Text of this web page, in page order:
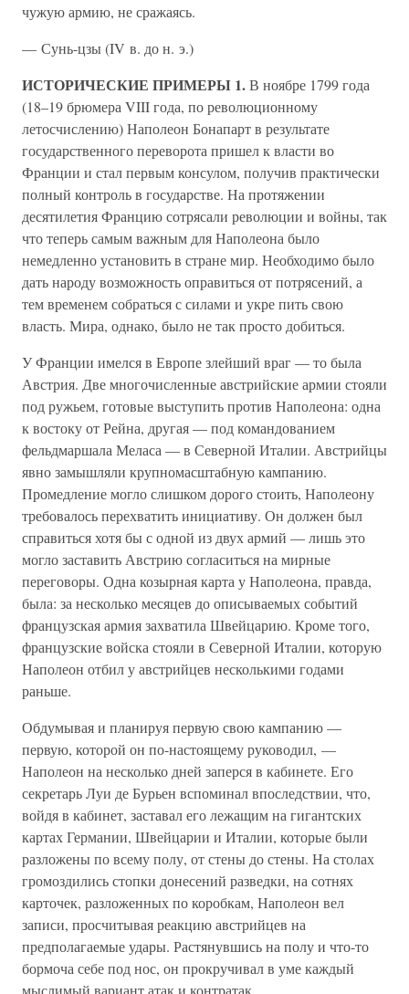
чужую армию, не сражаясь.
— Сунь-цзы (IV в. до н. э.)
ИСТОРИЧЕСКИЕ ПРИМЕРЫ 1.В ноябре 1799 года
(18–19 брюмера VIII года, по революционному
летосчислению) Наполеон Бонапарт в результате
государственного переворота пришел к власти во
Франции и стал первым консулом, получив практически
полный контроль в государстве. На протяжении
десятилетия Францию сотрясали революции и войны, так
что теперь самым важным для Наполеона было
немедленно установить в стране мир. Необходимо было
дать народу возможность оправиться от потрясений, а
тем временем собраться с силами и укре пить свою
власть. Мира, однако, было не так просто добиться.
У Франции имелся в Европе злейший враг — то была
Австрия. Две многочисленные австрийские армии стояли
под ружьем, готовые выступить против Наполеона: одна
к востоку от Рейна, другая — под командованием
фельдмаршала Меласа — в Северной Италии. Австрийцы
явно замышляли крупномасштабную кампанию.
Промедление могло слишком дорого стоить, Наполеону
требовалось перехватить инициативу. Он должен был
справиться хотя бы с одной из двух армий — лишь это
могло заставить Австрию согласиться на мирные
переговоры. Одна козырная карта у Наполеона, правда,
была: за несколько месяцев до описываемых событий
французская армия захватила Швейцарию. Кроме того,
французские войска стояли в Северной Италии, которую
Наполеон отбил у австрийцев несколькими годами
раньше.
Обдумывая и планируя первую свою кампанию —
первую, которой он по-настоящему руководил, —
Наполеон на несколько дней заперся в кабинете. Его
секретарь Луи де Бурьен вспоминал впоследствии, что,
войдя в кабинет, заставал его лежащим на гигантских
картах Германии, Швейцарии и Италии, которые были
разложены по всему полу, от стены до стены. На столах
громоздились стопки донесений разведки, на сотнях
карточек, разложенных по коробкам, Наполеон вел
записи, просчитывая реакцию австрийцев на
предполагаемые удары. Растянувшись на полу и что-то
бормоча себе под нос, он прокручивал в уме каждый
мыслимый вариант атак и контратак.